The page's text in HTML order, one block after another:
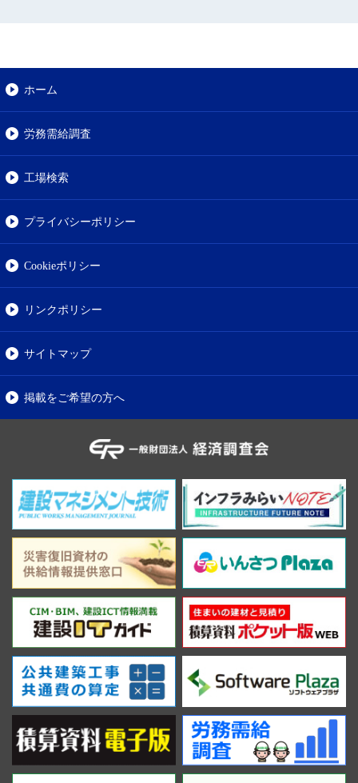
ホーム
労務需給調査
工場検索
プライバシーポリシー
Cookieポリシー
リンクポリシー
サイトマップ
掲載をご希望の方へ